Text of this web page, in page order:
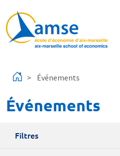
Événements
Événements
Filtres